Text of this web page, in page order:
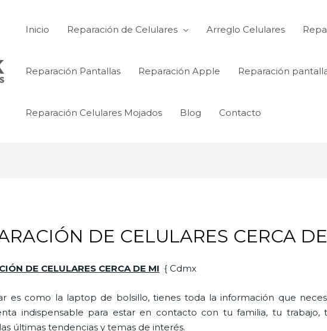
Inicio Reparación de Celulares Arreglo Celulares
Reparación Pantallas Reparación Apple Reparación
Reparación Celulares Mojados Blog Contacto
DE CELULARES CERCA
DE CELULARES CERCA DE MI { Cdmx
es como la laptop de bolsillo, tienes toda la información que
indispensable para estar en contacto con tu familia, tu
últimas tendencias y temas de interés.